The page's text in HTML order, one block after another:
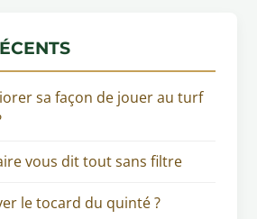
sa façon de jouer au turf
vous dit tout sans filtre
le tocard du quinté ?